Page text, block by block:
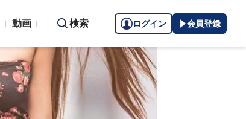
動画 検索 ログイン 会員登録